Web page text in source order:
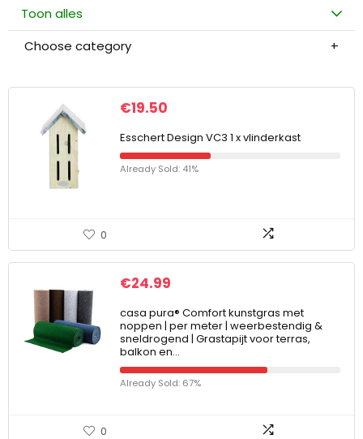
Toon alles
Choose category
€19.50
Esschert Design VC3 1 x vlinderkast
Already Sold: 41%
0
€24.99
casa pura® Comfort kunstgras met
noppen | per meter | weerbestendig &
sneldrogend | Grastapijt voor terras,
balkon en…
Already Sold: 67%
0